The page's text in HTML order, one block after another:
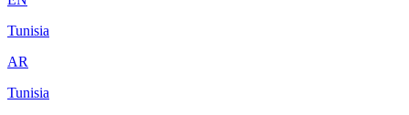
Tunisia
AR
Tunisia